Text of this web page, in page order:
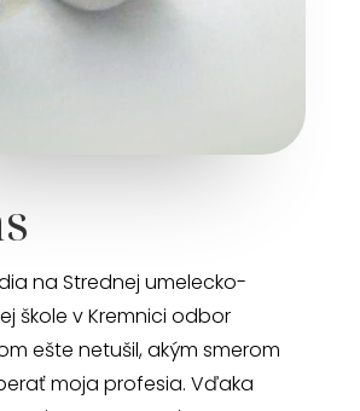
na Strednej umelecko-
škole v Kremnici odbor
ešte netušil, akým smerom
moja profesia. Vďaka